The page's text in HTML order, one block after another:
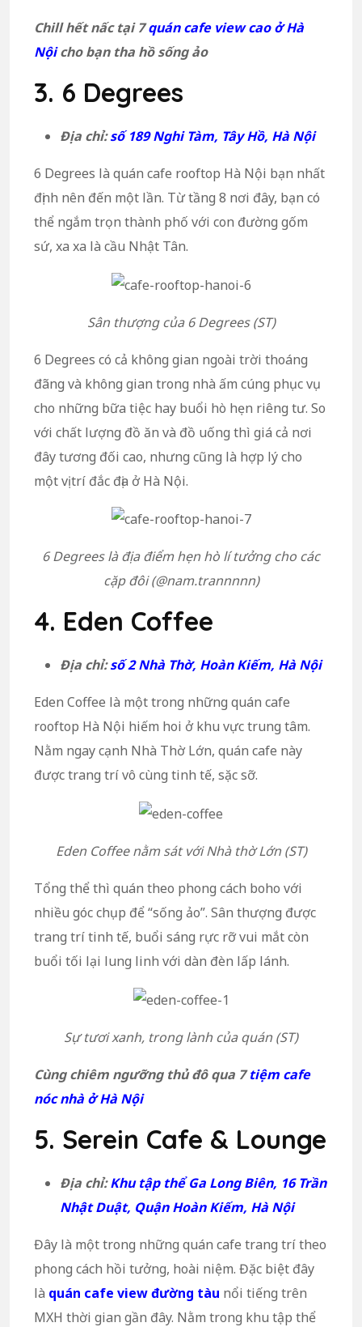
Chill hết nấc tại 7quán cafe view cao ở Hà
Nộicho bạn tha hồ sống ảo
3. 6 Degrees
Địa chỉ:số 189 Nghi Tàm, Tây Hồ, Hà Nội
6 Degrees là quán cafe rooftop Hà Nội bạn nhất
định nên đến một lần. Từ tầng 8 nơi đây, bạn có
thể ngắm trọn thành phố với con đường gốm
sứ, xa xa là cầu Nhật Tân.
Sân thượng của 6 Degrees (ST)
6 Degrees có cả không gian ngoài trời thoáng
đãng và không gian trong nhà ấm cúng phục vụ
cho những bữa tiệc hay buổi hò hẹn riêng tư. So
với chất lượng đồ ăn và đồ uống thì giá cả nơi
đây tương đối cao, nhưng cũng là hợp lý cho
một vị trí đắc địa ở Hà Nội.
6 Degrees là địa điểm hẹn hò lí tưởng cho các
cặp đôi (@nam.trannnnn)
4. Eden Coffee
Địa chỉ:số 2 Nhà Thờ, Hoàn Kiếm, Hà Nội
Eden Coffee là một trong những quán cafe
rooftop Hà Nội hiếm hoi ở khu vực trung tâm.
Nằm ngay cạnh Nhà Thờ Lớn, quán cafe này
được trang trí vô cùng tinh tế, sặc sỡ.
Eden Coffee nằm sát với Nhà thờ Lớn (ST)
Tổng thể thì quán theo phong cách boho với
nhiều góc chụp để “sống ảo”. Sân thượng được
trang trí tinh tế, buổi sáng rực rỡ vui mắt còn
buổi tối lại lung linh với dàn đèn lấp lánh.
Sự tươi xanh, trong lành của quán (ST)
Cùng chiêm ngưỡng thủ đô qua 7tiệm cafe
nóc nhà ở Hà Nội
5. Serein Cafe & Lounge
Địa chỉ:Khu tập thể Ga Long Biên, 16 Trần
Nhật Duật, Quận Hoàn Kiếm, Hà Nội
Đây là một trong những quán cafe trang trí theo
phong cách hồi tưởng, hoài niệm. Đặc biệt đây
là quán cafe view đường tàu nổi tiếng trên
MXH thời gian gần đây. Nằm trong khu tập thể